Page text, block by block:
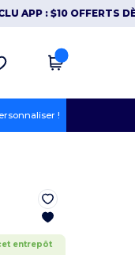
: $10 OFFERTS DÈS
!
entrepôt